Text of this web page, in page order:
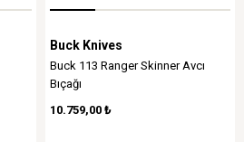
Buck Knives
Buck 113 Ranger Skinner Avcı
Bıçağı
10.759,00 ₺